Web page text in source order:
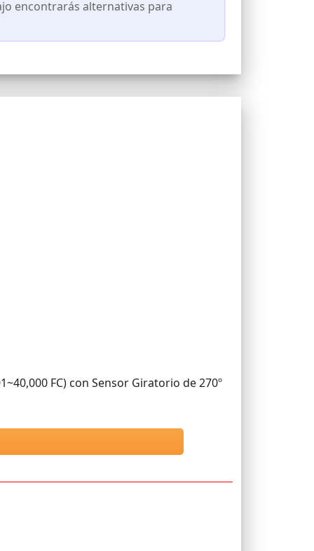
lumínica de 0 a 100000 Lux con resolución
debido a las diferencias en la profundidad de
mostrar lecturas diferentes debido a una
encontrarás alternativas para
FC) con Sensor Giratorio de 270º